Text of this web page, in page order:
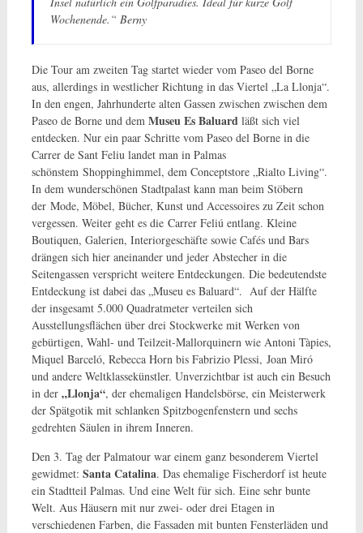
Wochenende.“ Berny
Die Tour am zweiten Tag startet wieder vom Paseo del Borne
aus, allerdings in westlicher Richtung in das Viertel „La Llonja“.
In den engen, Jahrhunderte alten Gassen zwischen zwischen dem
Paseo de Borne und dem Museu Es Baluardläßt sich viel
entdecken. Nur ein paar Schritte vom Paseo del Borne in die
Carrer de Sant Feliu landet man in Palmas
schönstem Shoppinghimmel, dem Conceptstore „Rialto Living“.
In dem wunderschönen Stadtpalast kann man beim Stöbern
der Mode, Möbel, Bücher, Kunst und Accessoires zu Zeit schon
vergessen. Weiter geht es die Carrer Feliú entlang. Kleine
Boutiquen, Galerien, Interiorgeschäfte sowie Cafés und Bars
drängen sich hier aneinander und jeder Abstecher in die
Seitengassen verspricht weitere Entdeckungen. Die bedeutendste
Entdeckung ist dabei das „Museu es Baluard“. Auf der Hälfte
der insgesamt 5.000 Quadratmeter verteilen sich
Ausstellungsflächen über drei Stockwerke mit Werken von
gebürtigen, Wahl- und Teilzeit-Mallorquinern wie Antoni Tàpies,
Miquel Barceló, Rebecca Horn bis Fabrizio Plessi, Joan Miró
und andere Weltklassekünstler. Unverzichtbar ist auch ein Besuch
in der „Llonja“, der ehemaligen Handelsbörse, ein Meisterwerk
der Spätgotik mit schlanken Spitzbogenfenstern und sechs
gedrehten Säulen in ihrem Inneren.
Den 3. Tag der Palmatour war einem ganz besonderem Viertel
gewidmet: Santa Catalina. Das ehemalige Fischerdorf ist heute
ein Stadtteil Palmas. Und eine Welt für sich. Eine sehr bunte
Welt. Aus Häusern mit nur zwei- oder drei Etagen in
verschiedenen Farben­, die Fassaden mit bunten Fensterläden und